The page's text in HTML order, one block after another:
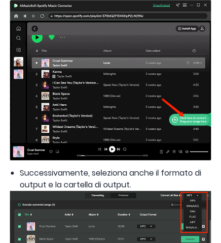
Successivamente, seleziona anche il formato di
output e la cartella di output.